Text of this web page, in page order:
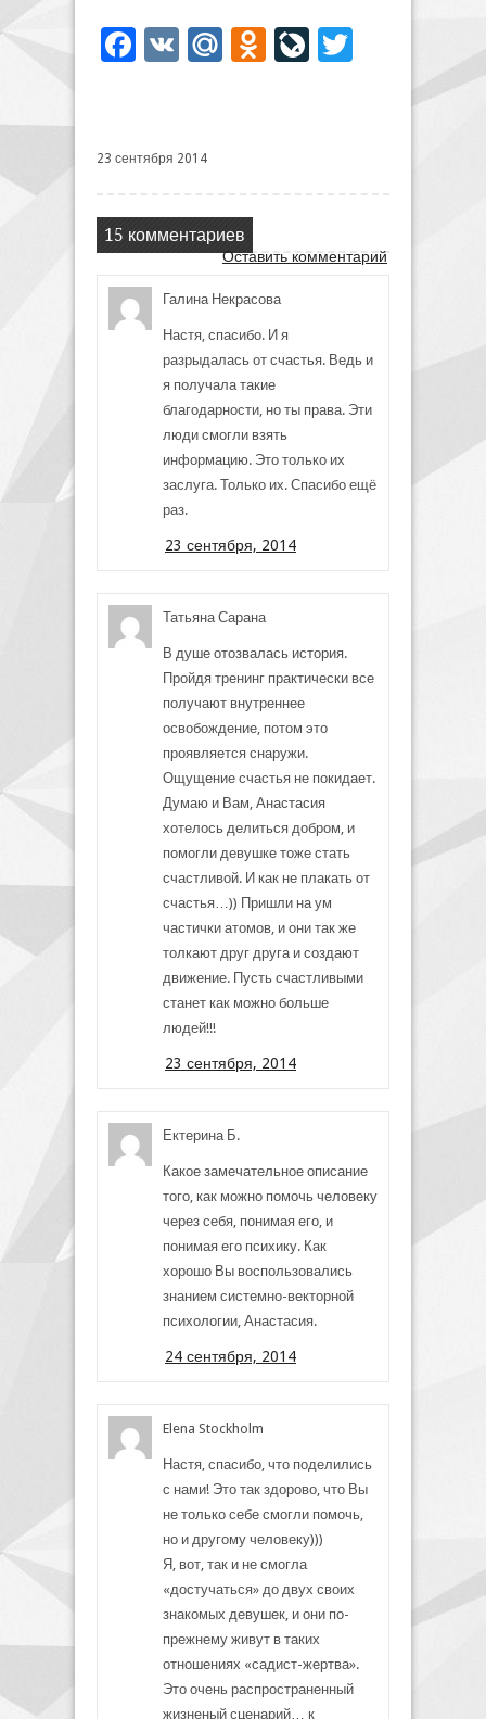
Facebook
VK Mail.Ru Odnoklassniki
LiveJournal
23 сентября 2014
15 комментариев
Оставить комментарий
Галина Некрасова
Настя, спасибо. И я
разрыдалась от счастья. Ведь и
я получала такие
благодарности, но ты права. Эти
люди смогли взять
информацию. Это только их
заслуга. Только их. Спасибо ещё
раз.
23 сентября, 2014
Татьяна Сарана
В душе отозвалась история.
Пройдя тренинг практически все
получают внутреннее
освобождение, потом это
проявляется снаружи.
Ощущение счастья не покидает.
Думаю и Вам, Анастасия
хотелось делиться добром, и
помогли девушке тоже стать
счастливой. И как не плакать от
счастья…)) Пришли на ум
частички атомов, и они так же
толкают друг друга и создают
движение. Пусть счастливыми
станет как можно больше
людей!!!
23 сентября, 2014
Ектерина Б.
Какое замечательное описание
того, как можно помочь человеку
через себя, понимая его, и
понимая его психику. Как
хорошо Вы воспользовались
знанием системно-векторной
психологии, Анастасия.
24 сентября, 2014
Elena Stockholm
Настя, спасибо, что поделились
с нами! Это так здорово, что Вы
не только себе смогли помочь,
но и другому человеку)))
Я, вот, так и не смогла
«достучаться» до двух своих
знакомых девушек, и они по-
прежнему живут в таких
отношениях «садист-жертва».
Это очень распространенный
жизненый сценарий… к